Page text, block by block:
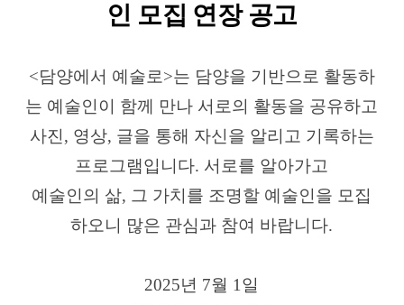
인 모집 연장 공고
<담양에서 예술로>는 담양을 기반으로 활동하
는 예술인이 함께 만나 서로의 활동을 공유하고
사진, 영상, 글을 통해 자신을 알리고 기록하는
프로그램입니다. 서로를 알아가고
예술인의 삶, 그 가치를 조명할 예술인을 모집
하오니 많은 관심과 참여 바랍니다.
2025년 7월 1일